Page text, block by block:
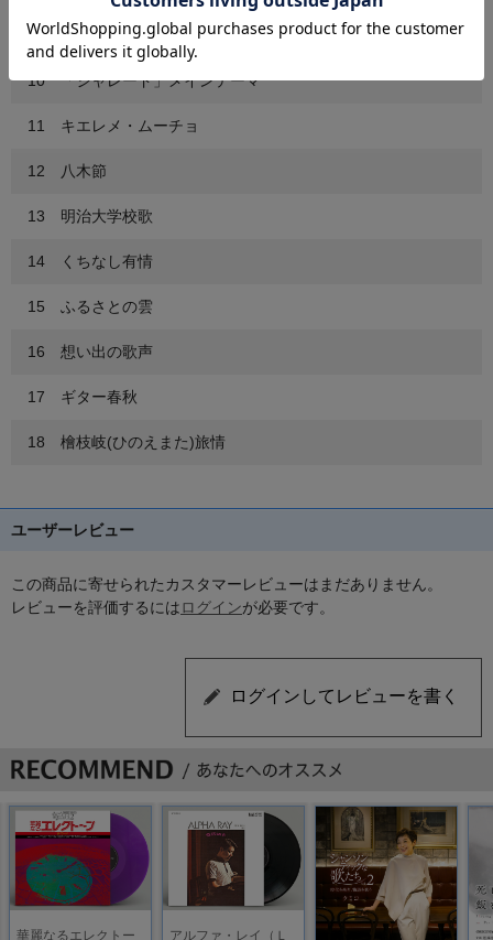
9 ポップス「トルコ行進曲」
10 「シャレード」メインテーマ
11 キエレメ・ムーチョ
12 八木節
13 明治大学校歌
14 くちなし有情
15 ふるさとの雲
16 想い出の歌声
17 ギター春秋
18 檜枝岐(ひのえまた)旅情
ユーザーレビュー
この商品に寄せられたカスタマーレビューはまだありません。
レビューを評価するにはログインが必要です。
華麗なるエレクトー
アルファ・レイ（Ｌ